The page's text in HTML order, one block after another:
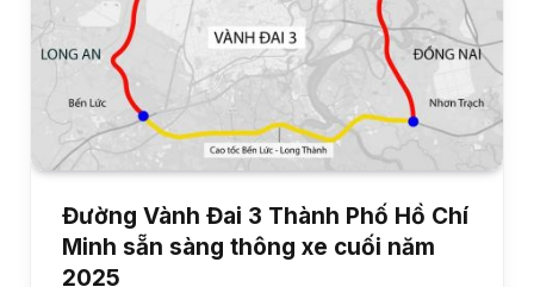
Đường Vành Đai 3 Thành Phố Hồ Chí
Minh sẵn sàng thông xe cuối năm
2025